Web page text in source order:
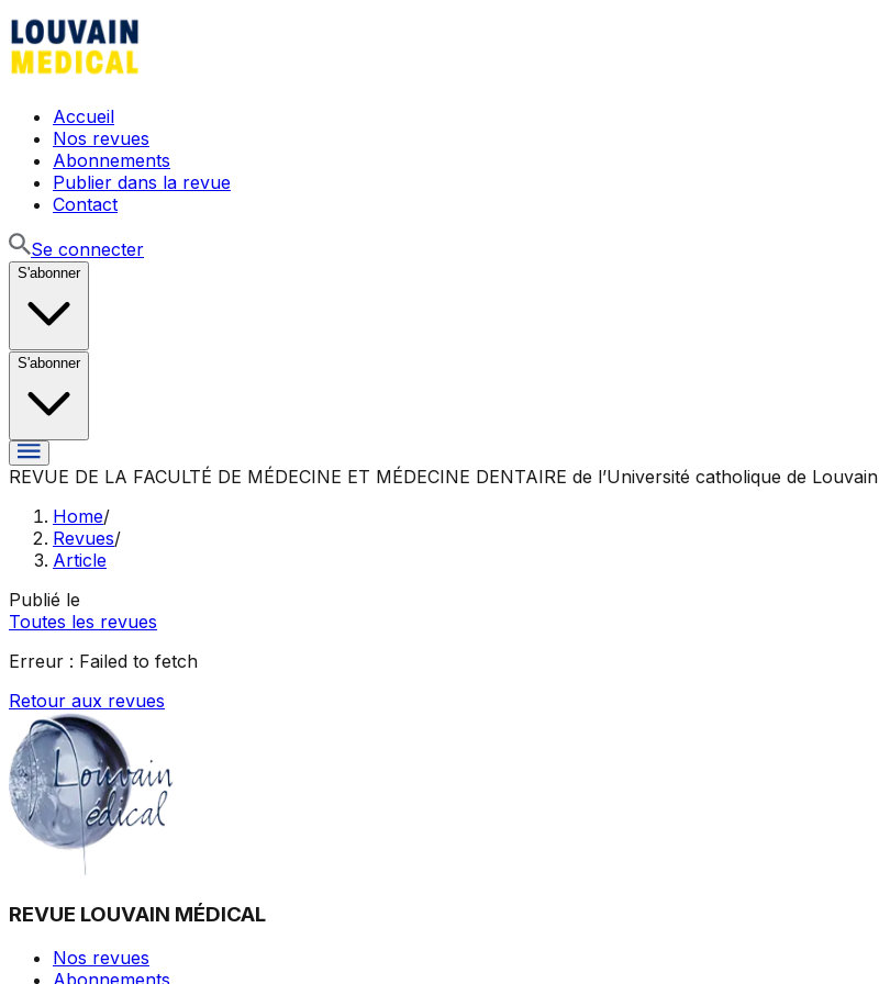
Accueil
Nos revues
Abonnements
Publier dans la revue
Contact
Se connecter
S'abonner
S'abonner
REVUE DE LA FACULTÉ DE MÉDECINE ET MÉDECINE DENTAIRE de l’Université catholique de Louvain
Home/
Revues/
Article
Publié le
Toutes les revues
Erreur : Failed to fetch
Retour aux revues
REVUE LOUVAIN MÉDICAL
Nos revues